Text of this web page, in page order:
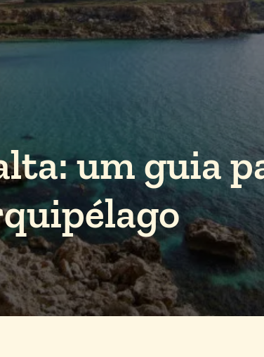
um guia